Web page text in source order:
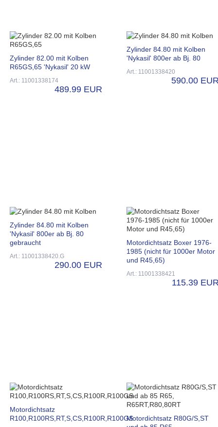
Zylinder 82.00 mit Kolben
R65GS,65 'Nykasil' 20 kW
Art.: 11001338174
489.99 EUR
Zylinder 84.80 mit Kolben
'Nykasil' 800er ab Bj. 80
Art.: 11001338420
590.00
Zylinder 84.80 mit Kolben
'Nykasil' 800er ab Bj. 80
gebraucht
Art.: 11001338420.G
290.00 EUR
Motordichtsatz Boxer 1976-
1985 (nicht für 1000er Motor
und R45,65)
Art.: 11001338421
115.39
Motordichtsatz
R100,R100RS,RT,S,CS,R100R,R100GSMotordichtsatz R80G/S,ST